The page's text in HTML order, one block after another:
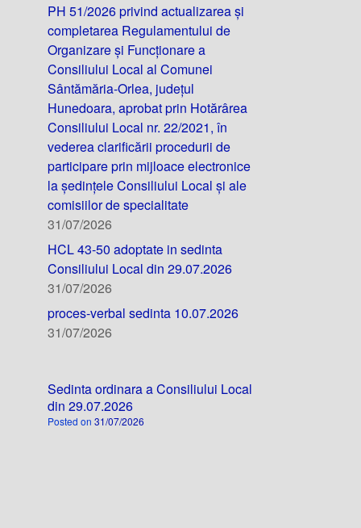
PH 51/2026 privind actualizarea și
completarea Regulamentului de
Organizare și Funcționare a
Consiliului Local al Comunei
Sântămăria-Orlea, județul
Hunedoara, aprobat prin Hotărârea
Consiliului Local nr. 22/2021, în
vederea clarificării procedurii de
participare prin mijloace electronice
la ședințele Consiliului Local și ale
comisiilor de specialitate
31/07/2026
HCL 43-50 adoptate in sedinta
Consiliului Local din 29.07.2026
31/07/2026
proces-verbal sedinta 10.07.2026
31/07/2026
Sedinta ordinara a Consiliului Local
din 29.07.2026
Posted on31/07/2026